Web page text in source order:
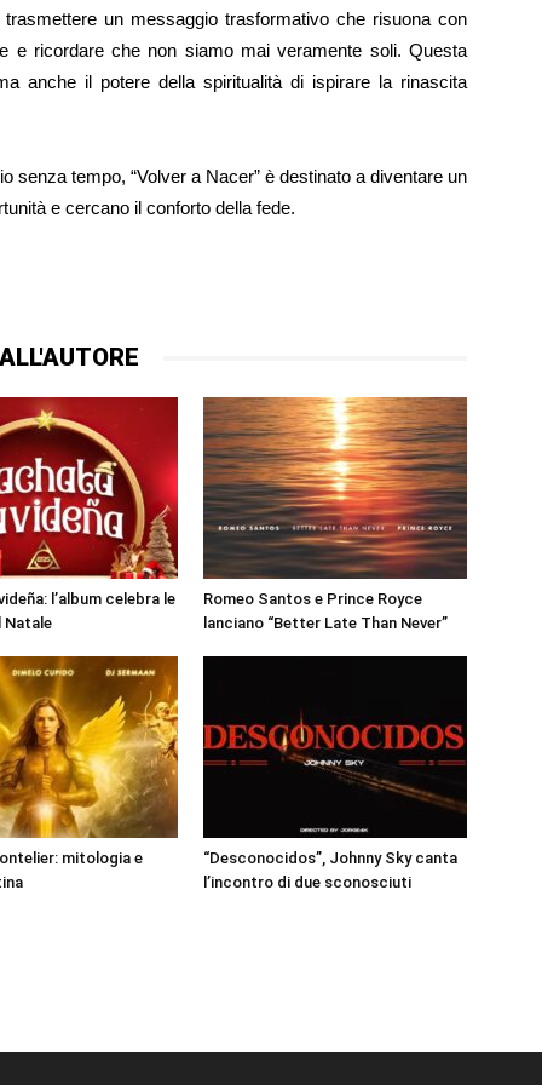
un messaggio trasformativo che risuona con
e ricordare che non siamo mai veramente soli. Questa
anche il potere della spiritualità di ispirare la rinascita
senza tempo, “Volver a Nacer” è destinato a diventare un
e cercano il conforto della fede.
l’album celebra le
Romeo Santos e Prince Royce
lanciano “Better Late Than Never”
mitologia e
“Desconocidos”, Johnny Sky canta
l’incontro di due sconosciuti